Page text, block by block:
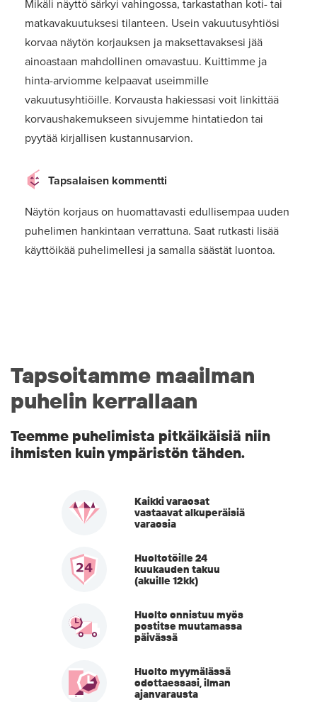
Mikäli näyttö särkyi vahingossa, tarkastathan koti- tai
matkavakuutuksesi tilanteen. Usein vakuutusyhtiösi
korvaa näytön korjauksen ja maksettavaksesi jää
ainoastaan mahdollinen omavastuu. Kuittimme ja
hinta-arviomme kelpaavat useimmille
vakuutusyhtiöille. Korvausta hakiessasi voit linkittää
korvaushakemukseen sivujemme hintatiedon tai
pyytää kirjallisen kustannusarvion.
Tapsalaisen kommentti
Näytön korjaus on huomattavasti edullisempaa uuden
puhelimen hankintaan verrattuna. Saat rutkasti lisää
käyttöikää puhelimellesi ja samalla säästät luontoa.
Tapsoitamme maailman
puhelin kerrallaan
Teemme puhelimista pitkäikäisiä niin
ihmisten kuin ympäristön tähden.
Kaikki varaosat
vastaavat alkuperäisiä
varaosia
Huoltotöille 24
kuukauden takuu
(akuille 12kk)
Huolto onnistuu myös
postitse muutamassa
päivässä
Huolto myymälässä
odottaessasi, ilman
ajanvarausta